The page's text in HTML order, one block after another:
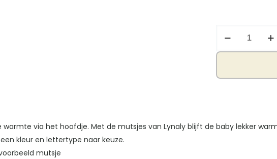
aantal
via het hoofdje. Met de mutsjes van Lynaly blijft de baby lekker
kleur en lettertype naar keuze.
mutsje